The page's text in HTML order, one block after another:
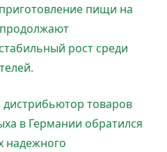
пищи на
рост среди
дистрибьютор товаров
в Германии обратился
надежного